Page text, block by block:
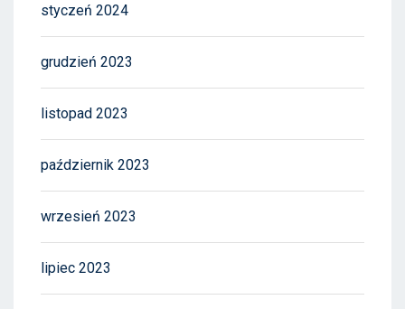
styczeń 2024
grudzień 2023
listopad 2023
październik 2023
wrzesień 2023
lipiec 2023